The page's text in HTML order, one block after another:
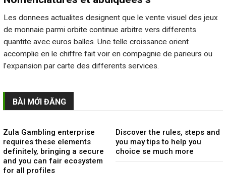
Les donnees actualites designent que le vente visuel des jeux
de monnaie parmi orbite continue arbitre vers differents
quantite avec euros balles. Une telle croissance orient
accomplie en le chiffre fait voir en compagnie de parieurs ou
l’expansion par carte des differents services.
BÀI MỚI ĐĂNG
Zula Gambling enterprise
requires these elements
definitely, bringing a secure
and you can fair ecosystem
for all profiles
Discover the rules, steps and
you may tips to help you
choice se much more